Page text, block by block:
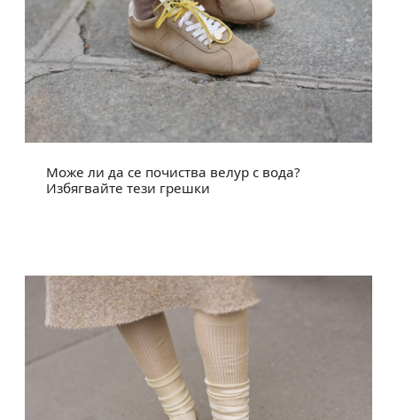
Може ли да се почиства велур с вода?
Избягвайте тези грешки